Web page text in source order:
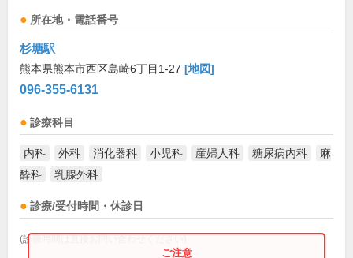
所在地・電話番号
杉塘駅
熊本県熊本市西区島崎6丁目1-27 [地図]
096-355-6131
診療科目
内科 外科 消化器科 小児科 産婦人科 糖尿病内科
麻
酔科
乳腺外科
診療/受付時間・休診日
(診療時間は直接お問い合わせください)